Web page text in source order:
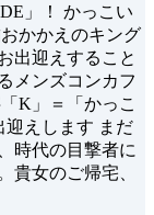
」！ かっこい
かかえのキング
出迎えすること
メンズコンカフ
K」＝「かっこ
迎えします まだ
時代の目撃者に
貴女のご帰宅、